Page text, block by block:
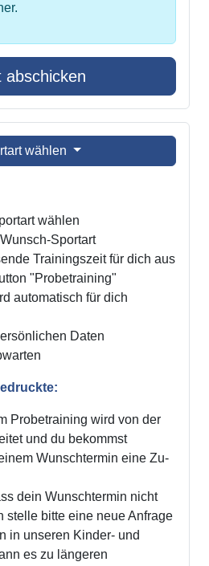
abschicken
wählen
wählen
Sportart
Trainingszeit für dich aus
"Probetraining"
automatisch für dich
Daten
Probetraining wird von der
und du bekommst
Wunschtermin eine Zu-
dein Wunschtermin nicht
stelle bitte eine neue Anfrage
in unseren Kinder- und
es zu längeren